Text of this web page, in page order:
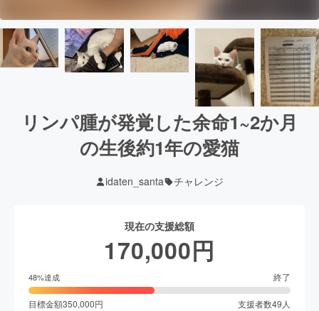
リンパ腫が発覚した余命1~2か月
の生後約1年の愛猫
idaten_santa チャレンジ
現在の支援総額
170,000円
48%達成 終了
目標金額350,000円 支援者数49 人